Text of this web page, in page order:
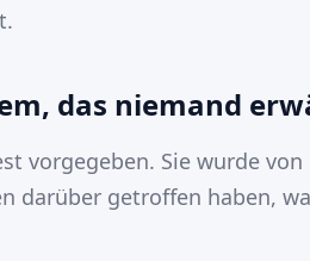
das niemand
vorgegeben. Sie wurde
darüber getroffen haben,